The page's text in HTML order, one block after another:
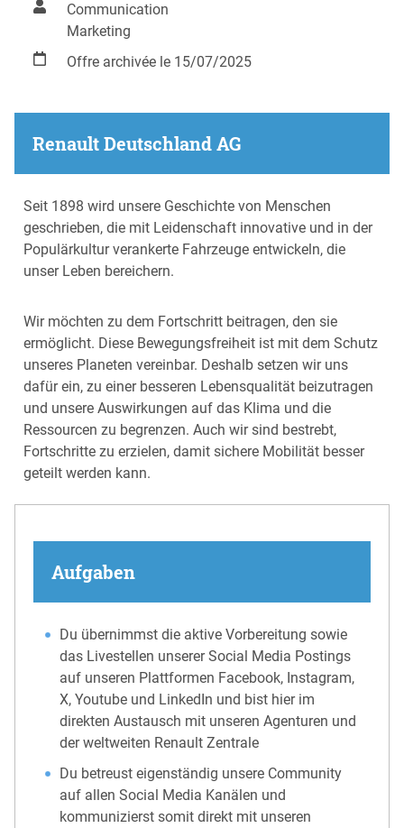
Communication
Marketing
Offre archivée le 15/07/2025
Renault Deutschland AG
Seit 1898 wird unsere Geschichte von Menschen
geschrieben, die mit Leidenschaft innovative und in der
Populärkultur verankerte Fahrzeuge entwickeln, die
unser Leben bereichern.
Wir möchten zu dem Fortschritt beitragen, den sie
ermöglicht. Diese Bewegungsfreiheit ist mit dem Schutz
unseres Planeten vereinbar. Deshalb setzen wir uns
dafür ein, zu einer besseren Lebensqualität beizutragen
und unsere Auswirkungen auf das Klima und die
Ressourcen zu begrenzen. Auch wir sind bestrebt,
Fortschritte zu erzielen, damit sichere Mobilität besser
geteilt werden kann.
Aufgaben
Du übernimmst die aktive Vorbereitung sowie
das Livestellen unserer Social Media Postings
auf unseren Plattformen Facebook, Instagram,
X, Youtube und LinkedIn und bist hier im
direkten Austausch mit unseren Agenturen und
der weltweiten Renault Zentrale
Du betreust eigenständig unsere Community
auf allen Social Media Kanälen und
kommunizierst somit direkt mit unseren